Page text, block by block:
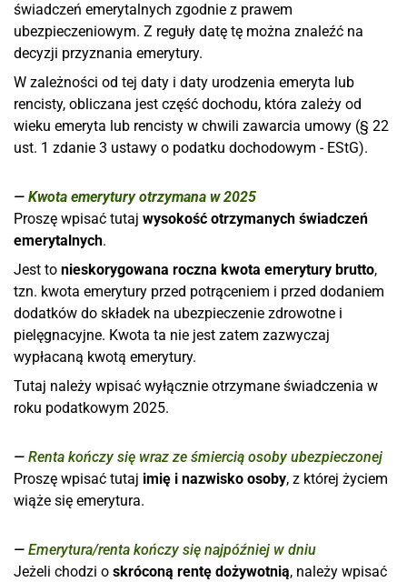
świadczeń emerytalnych zgodnie z prawem
ubezpieczeniowym. Z reguły datę tę można znaleźć na
decyzji przyznania emerytury.
W zależności od tej daty i daty urodzenia emeryta lub
rencisty, obliczana jest część dochodu, która zależy od
wieku emeryta lub rencisty w chwili zawarcia umowy (§ 22
ust. 1 zdanie 3 ustawy o podatku dochodowym - EStG).
Kwota emerytury otrzymana w 2025
Proszę wpisać tutaj wysokość otrzymanych świadczeń
emerytalnych.
Jest to nieskorygowana roczna kwota emerytury brutto,
tzn. kwota emerytury przed potrąceniem i przed dodaniem
dodatków do składek na ubezpieczenie zdrowotne i
pielęgnacyjne. Kwota ta nie jest zatem zazwyczaj
wypłacaną kwotą emerytury.
Tutaj należy wpisać wyłącznie otrzymane świadczenia w
roku podatkowym 2025.
Renta kończy się wraz ze śmiercią osoby ubezpieczonej
Proszę wpisać tutaj imię i nazwisko osoby, z której życiem
wiąże się emerytura.
Emerytura/renta kończy się najpóźniej w dniu
Jeżeli chodzi o skróconą rentę dożywotnią, należy wpisać